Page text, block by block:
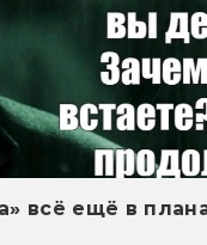
всё ещё в